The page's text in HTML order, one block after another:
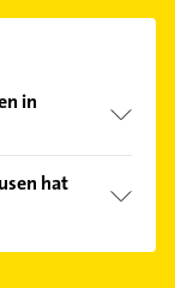
in
den
Sie sich
lassen.
hat
.